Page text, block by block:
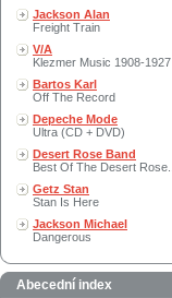
Jackson Alan
Freight Train
V/A
Klezmer Music 1908-1927
Bartos Karl
Off The Record
Depeche Mode
Ultra (CD + DVD)
Desert Rose Band
Best Of The Desert Rose..
Getz Stan
Stan Is Here
Jackson Michael
Dangerous
Abecední index